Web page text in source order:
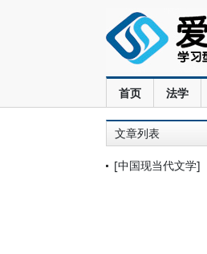
首页 法学
文章列表
[中国现当代文学]